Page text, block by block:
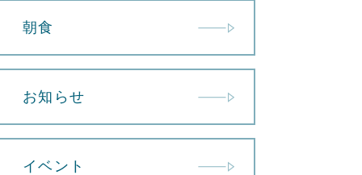
朝食
お知らせ
イベント